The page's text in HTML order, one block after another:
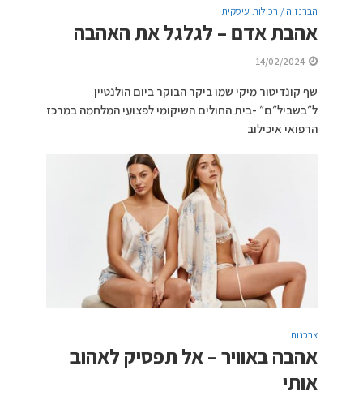
הברנז'ה / רכילות עיסקית
אהבת אדם – לגלגל את האהבה
14/02/2024
שף קונדיטור מיקי שמו ביקר הבוקר ביום הולנטיין
ל״בשביל״ם״ -בית החולים השיקומי לפצועי המלחמה במרכז
הרפואי איכילוב
צרכנות
אהבה באוויר – אל תפסיק לאהוב
אותי